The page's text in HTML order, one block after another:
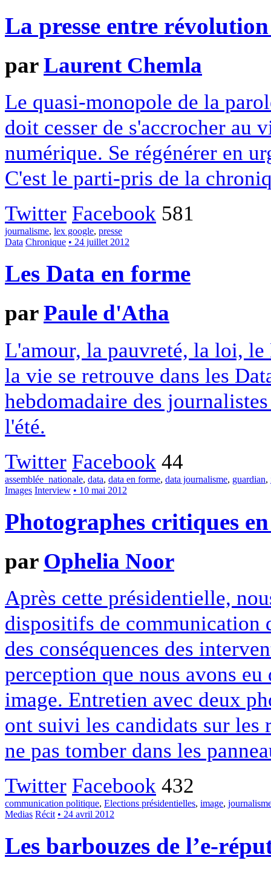
La presse entre
parLaurent Chemla
Le quasi-monopole de la
doit cesser de s'accrocher au
numérique. Se régénérer en
C'est le parti-pris de la
Twitter Facebook 581
journalisme, lex google, presse
Data Chronique • 24 juillet 2012
Les Data en forme
parPaule d'Atha
L'amour, la pauvreté, la loi,
la vie se retrouve dans les
hebdomadaire des
l'été.
Twitter Facebook 44
assemblée_nationale, data, data en forme, data journalisme, guardian,
Images Interview • 10 mai 2012
Photographes critiques
par Ophelia Noor
Après cette présidentielle,
dispositifs de communication
des conséquences des
perception que nous avons
image. Entretien avec deux
ont suivi les candidats sur les
ne pas tomber dans les
Twitter Facebook 432
communication politique, Elections présidentielles, image,
Medias Récit • 24 avril 2012
Les barbouzes de l’e-